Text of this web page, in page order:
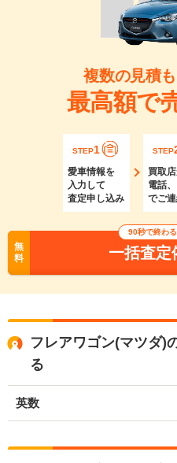
複数の見積
最高額で
STEP1
愛車情報を
入力して
査定申し込み
STEP
買取
電話
でご
無
料
90秒で終わ
一括査定
フレアワゴン(マツダ)
る
英数